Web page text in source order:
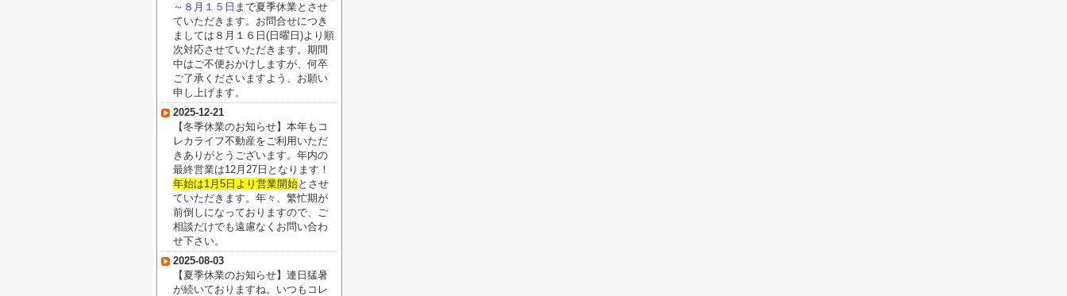
～８月１５日 まで夏季休業とさせ
ていただきます。お問合せにつき
ましては８月１６日(日曜日)より順
次対応させていただきます。期間
中はご不便おかけしますが、何卒
ご了承くださいますよう、お願い
申し上げます。
2025-12-21
【冬季休業のお知らせ】本年もコ
レカライフ不動産をご利用いただ
きありがとうございます。年内の
最終営業は12月27日となります！
年始は1月5日より営業開始とさせ
ていただきます。年々、繁忙期が
前倒しになっておりますので、ご
相談だけでも遠慮なくお問い合わ
せ下さい。
2025-08-03
【夏季休業のお知らせ】連日猛暑
が続いておりますね。いつもコレ